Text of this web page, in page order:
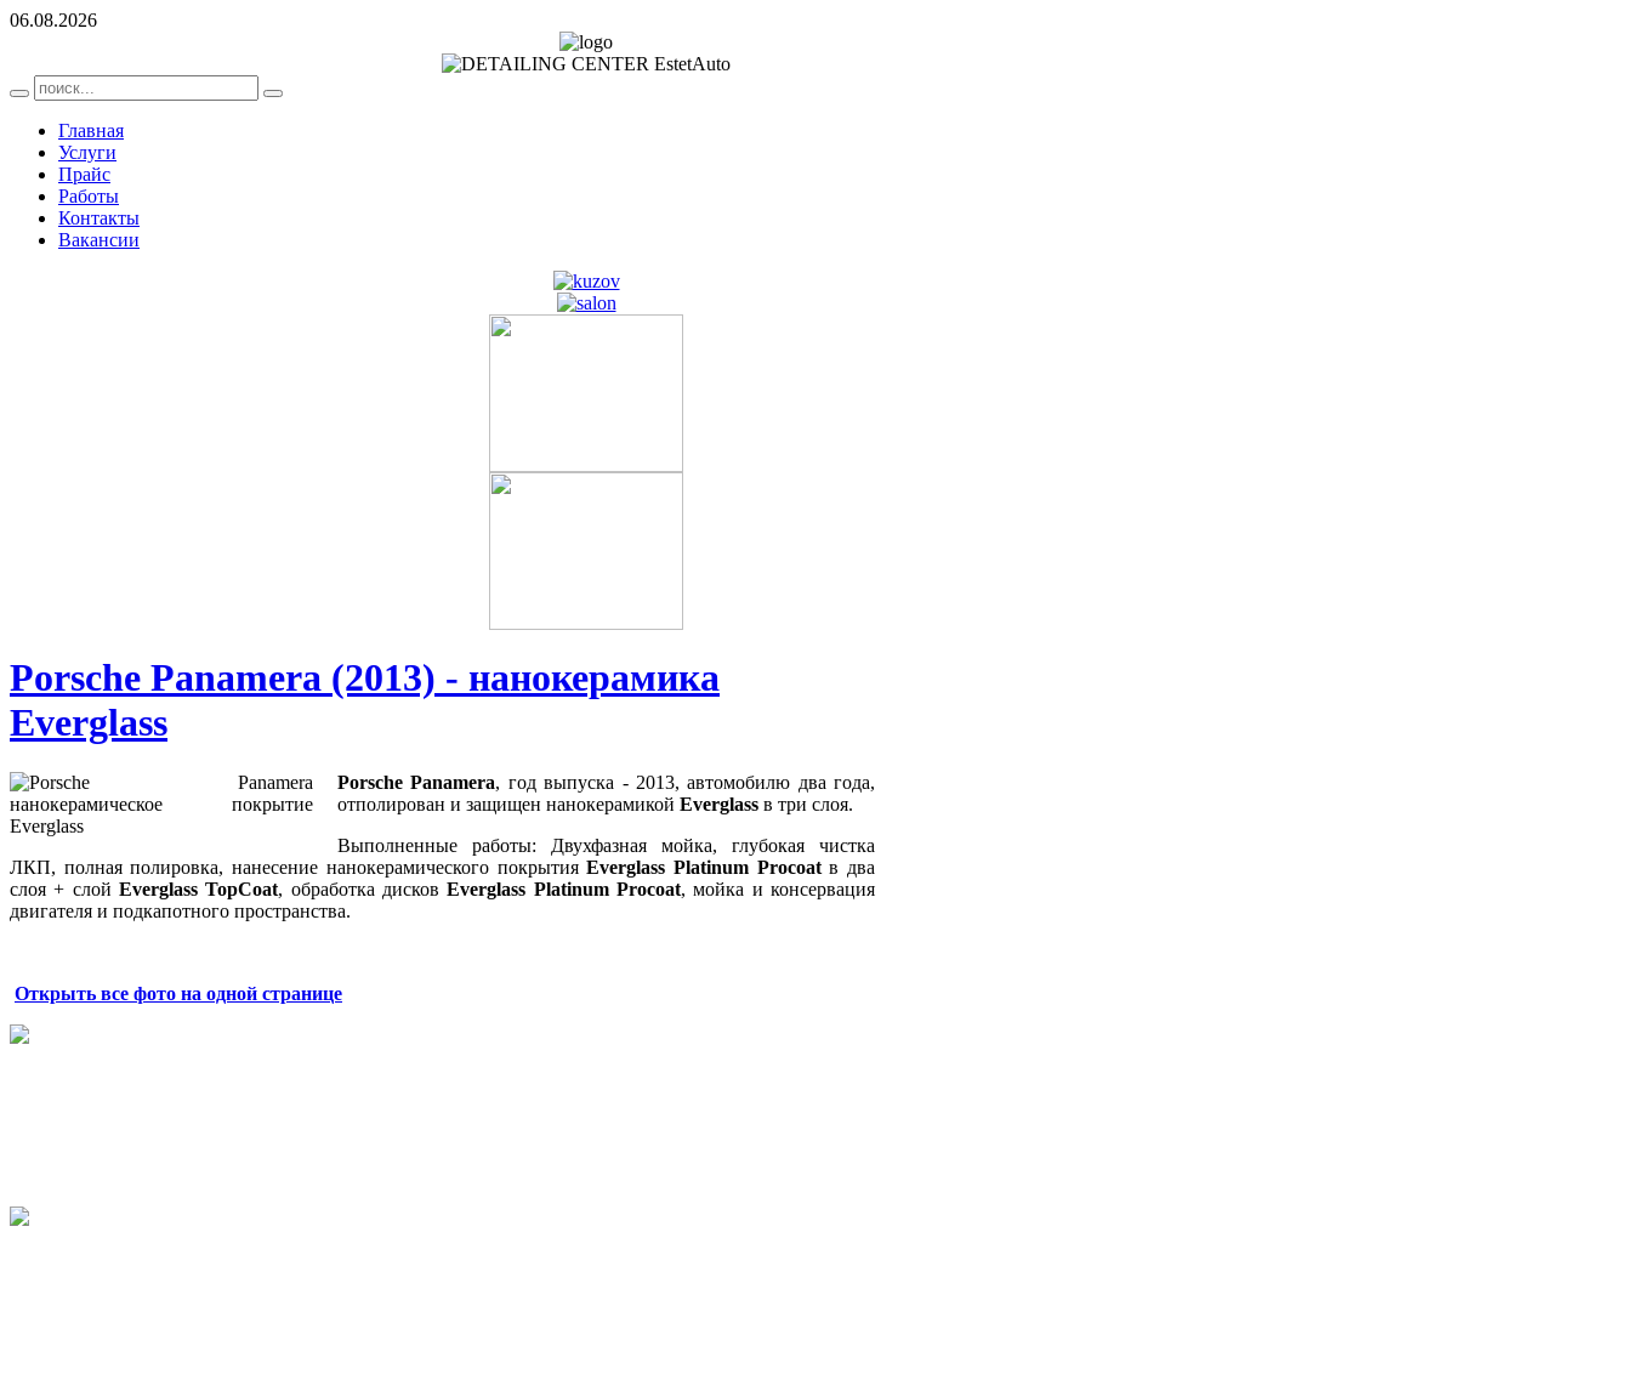
06.08.2026
Главная
Услуги
Прайс
Работы
Контакты
Вакансии
Porsche Panamera (2013) - нанокерамика
Everglass
Porsche Panamera, год выпуска - 2013, автомобилю два года,
отполирован и защищен нанокерамикой Everglass в три слоя.
Выполненные работы: Двухфазная мойка, глубокая чистка
ЛКП, полная полировка, нанесение нанокерамического покрытияEverglass Platinum Procoatв два
слоя + слой Everglass TopCoat, обработка дисковEverglass Platinum Procoat, мойка и консервация
двигателя и подкапотного пространства.
Открыть все фото на одной странице